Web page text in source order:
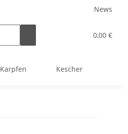
News
0,00 €
Karpfen Kescher